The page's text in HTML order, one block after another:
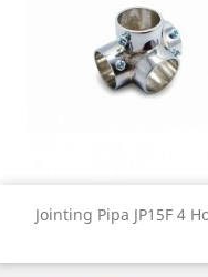
Jointing Pipa JP15F 4